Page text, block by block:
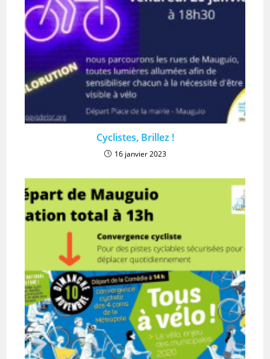
Cyclistes, Brillez !
16 janvier 2023